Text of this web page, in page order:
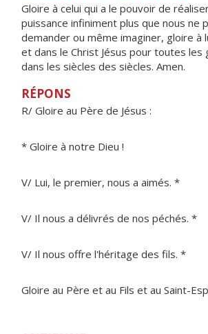
Gloire à celui qui a le pouvoir de
puissance infiniment plus que nous ne
demander ou même imaginer, gloire à
et dans le Christ Jésus pour toutes les
dans les siècles des siècles. Amen.
RÉPONS
R/ Gloire au Père de Jésus :
* Gloire à notre Dieu !
V/ Lui, le premier, nous a aimés. *
V/ Il nous a délivrés de nos péchés. *
V/ Il nous offre l'héritage des fils. *
Gloire au Père et au Fils et au Saint-